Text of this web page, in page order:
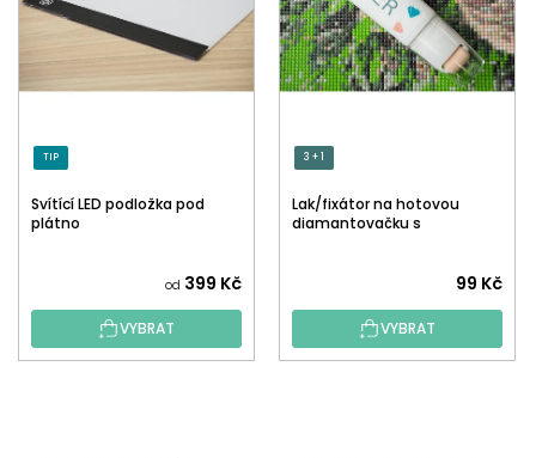
TIP
Svítící LED podložka pod
plátno
od 399 Kč
VYBRAT
3 + 1
Lak/fixátor na hotovou
diamantovačku s
hodnocení
produktu
je
99 Kč
VYBRAT